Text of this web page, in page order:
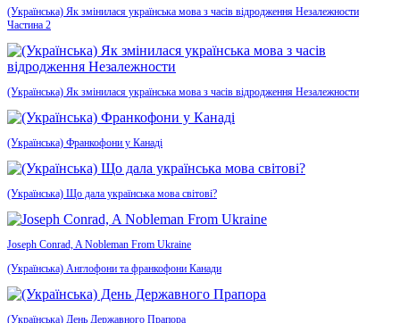
(Українська) Як змінилася українська мова з часів відродження Незалежности
Частина 2
(Українська) Як змінилася українська мова з часів відродження Незалежности
(Українська) Франкофони у Канаді
(Українська) Що дала українська мова світові?
Joseph Conrad, A Nobleman From Ukraine
(Українська) Англофони та франкофони Канади
(Українська) День Державного Прапора